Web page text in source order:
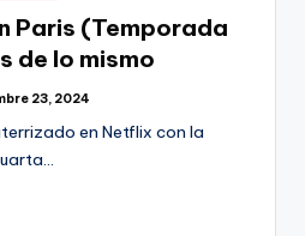
Paris (Temporada
de lo mismo
23, 2024
en Netflix con la